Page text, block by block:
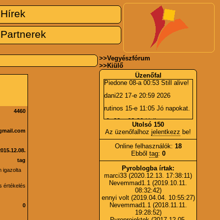
Hírek
Partnerek
4460
tag
igazolta
értékelés
0
>>Vegyészfórum
>> Kiülő
Üzenőfal
Piedone08-a 00:53 Still alive!
dani2217-e 20:59 2026
rutinos 15-e 11:05 Jó napokat.
r8r23-a 23:30 Hall
Piedone06-a 15:36 BÚÉK!
01-e 21:44 Boldog Új Évet!
johncutter24-e 05:28 -?*!
johncutter24-e 05:27 És
tényleg?
23-a 23:11 Újra online
:).
07-e 08:49 Kérdezni,
segítséget kérni pyro témában
Utolsó 150
Az üzenőfalhoz jelentkezz be!
Online felhasználók: 18
Ebből tag: 0
Pyroblogba írtak:
marci33 (2020.12.13. 17:38:11)
Nevemmad1.1 (2019.10.11.
08:32:42)
ennyi volt (2019.04.04. 10:55:27)
Nevemmad1.1 (2018.11.11.
19:28:52)